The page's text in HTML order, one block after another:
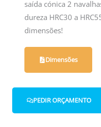
saída cónica 2
dureza HRC30 a
dimensões!
Dimensões
PEDIR ORÇAMENTO